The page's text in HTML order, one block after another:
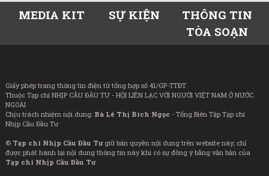
MEDIA KIT SỰ KIỆN
THÔNG TIN
TÒA SOẠN
Giấy phép trang thông tin điện tử tổng hợp số 41/GP-TTĐT
Thuộc Tạp chí NHỊP CẦU ĐẦU TƯ - HỘI LIÊN LẠC VỚI NGƯỜI VIỆT NAM Ở NƯỚC
NGOÀI
Chịu trách nhiệm nội dung: Bà Lê Thị Bích Ngọc - Tổng Biên Tập Tạp chí
Nhịp Cầu Đầu Tư
© Tạp chí Nhịp Cầu Đầu Tưgiữ bản quyền nội dung trên website này; chỉ
được phát hành lại nội dung thông tin này khi có sự đồng ý bằng văn bản của
Tạp chí Nhịp Cầu Đầu Tư